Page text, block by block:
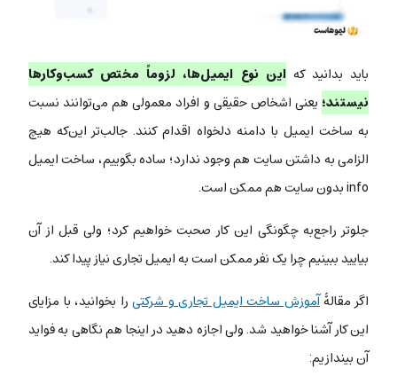
باید بدانید کهاین نوع ایمیل‌ها، لزوماً مختص کسب‌وکارها
نیستند؛ یعنی اشخاص حقیقی و افراد معمولی هم می‌توانند نسبت
به ساخت ایمیل با دامنه دلخواه اقدام کنند. جالب‌تر این‌که هیچ
الزامی به داشتن سایت هم وجود ندارد؛ ساده‌ بگوییم، ساخت ایمیل
info بدون سایت هم ممکن است.
جلوتر راجع‌به چگونگی این کار صحبت خواهیم کرد؛ ولی قبل از آن
بیایید ببینیم چرا یک نفر ممکن است به ایمیل تجاری نیاز پیدا کند.
اگر مقالۀآموزش ساخت ایمیل تجاری و شرکتیرا بخوانید، با مزایای
این کار آشنا خواهید شد. ولی اجازه دهید در اینجا هم نگاهی به فواید
آن بیندازیم: